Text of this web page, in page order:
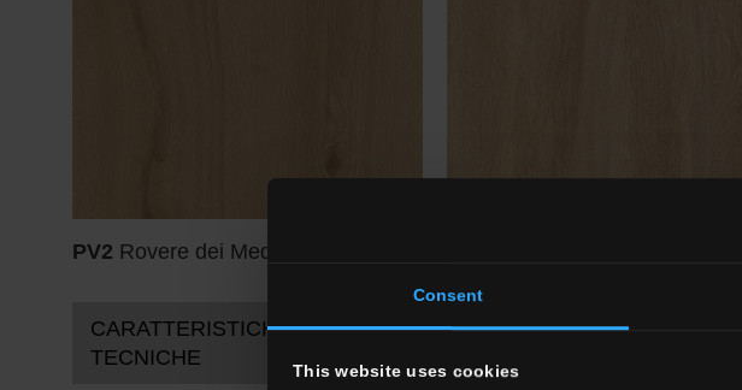
Consent
This website uses cookies
PV2 Rovere dei Medici
CARATTERISTICHE
TECNICHE